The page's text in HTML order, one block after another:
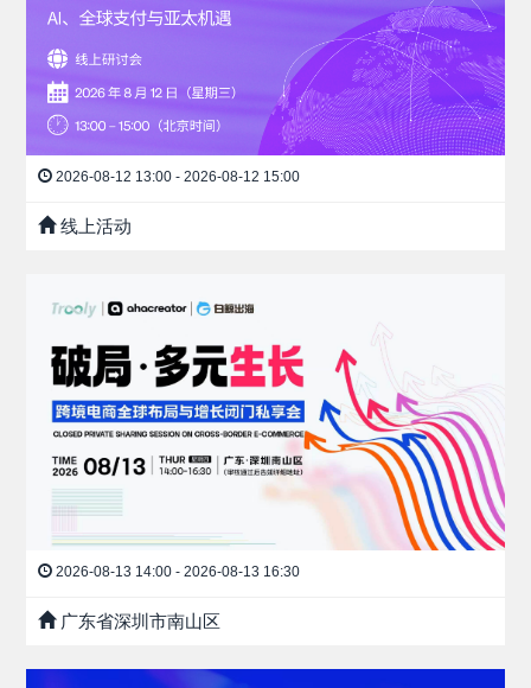
2026-08-12 13:00 - 2026-08-12 15:00
线上活动
2026-08-13 14:00 - 2026-08-13 16:30
广东省深圳市南山区